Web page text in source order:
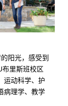
阳光，感受到
布里斯班校区
运动科学、护
病理学、教学